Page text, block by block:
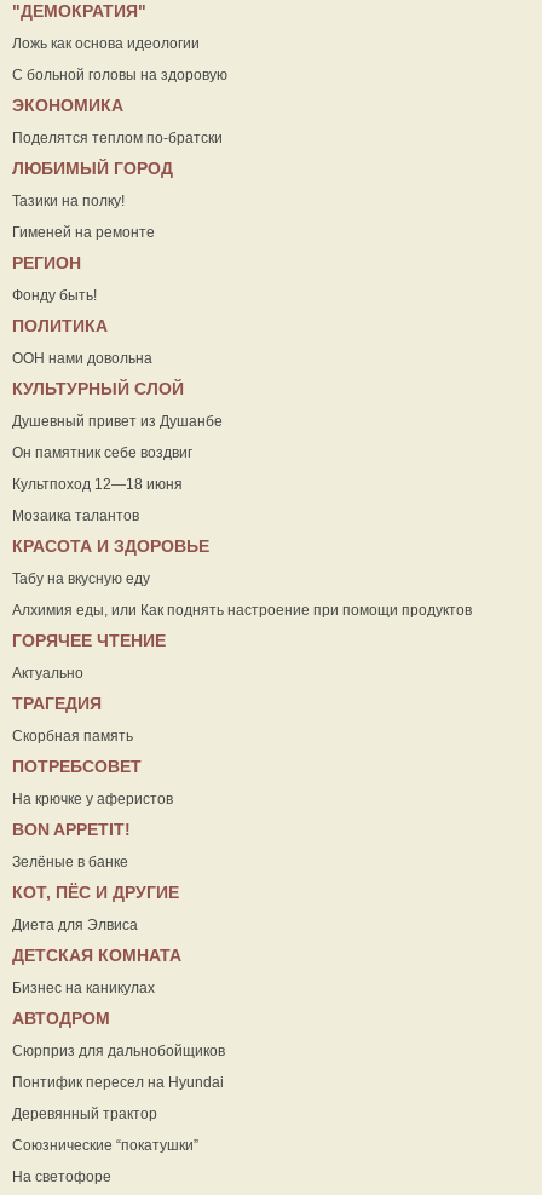
"ДЕМОКРАТИЯ"
Ложь как основа идеологии
С больной головы на здоровую
ЭКОНОМИКА
Поделятся теплом по-братски
ЛЮБИМЫЙ ГОРОД
Тазики на полку!
Гименей на ремонте
РЕГИОН
Фонду быть!
ПОЛИТИКА
ООН нами довольна
КУЛЬТУРНЫЙ СЛОЙ
Душевный привет из Душанбе
Он памятник себе воздвиг
Культпоход 12—18 июня
Мозаика талантов
КРАСОТА И ЗДОРОВЬЕ
Табу на вкусную еду
Алхимия еды, или Как поднять настроение при помощи продуктов
ГОРЯЧЕЕ ЧТЕНИЕ
Актуально
ТРАГЕДИЯ
Скорбная память
ПОТРЕБСОВЕТ
На крючке у аферистов
ВON APPETIT!
Зелёные в банке
КОТ, ПЁС И ДРУГИЕ
Диета для Элвиса
ДЕТСКАЯ КОМНАТА
Бизнес на каникулах
АВТОДРОМ
Сюрприз для дальнобойщиков
Понтифик пересел на Hyundai
Деревянный трактор
Союзнические “покатушки”
На светофоре